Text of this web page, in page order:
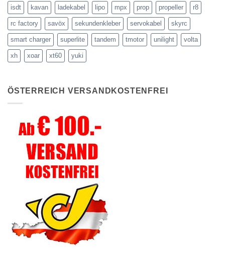
isdt kavan ladekabel lipo mpx prop propeller r8
rc factory savöx sekundenkleber servokabel skyrc
smart charger superlite tandem tmotor unilight volta
xh xoar xt60 yuki
ÖSTERREICH VERSANDKOSTENFREI